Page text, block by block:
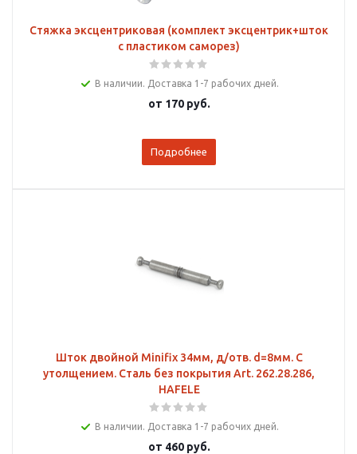
Стяжка эксцентриковая (комплект эксцентрик+шток
с пластиком саморез)
В наличии. Доставка 1-7 рабочих дней.
от 170 руб.
Подробнее
Шток двойной Minifix 34мм, д/отв. d=8мм. С
утолщением. Сталь без покрытия Art. 262.28.286,
HAFELE
В наличии. Доставка 1-7 рабочих дней.
от 460 руб.